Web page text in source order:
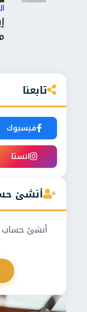
إيران
مضيق
تابعنا
فيسبوك
انستا
أنشئ
أنشئ